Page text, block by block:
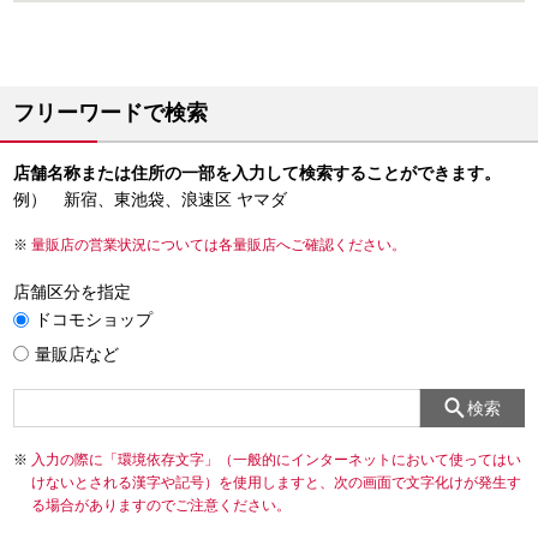
フリーワードで検索
店舗名称または住所の一部を入力して検索することができます。
例） 新宿、東池袋、浪速区 ヤマダ
量販店の営業状況については各量販店へご確認ください。
店舗区分を指定
ドコモショップ
量販店など
検索
入力の際に「環境依存文字」（一般的にインターネットにおいて使ってはい
けないとされる漢字や記号）を使用しますと、次の画面で文字化けが発生す
る場合がありますのでご注意ください。